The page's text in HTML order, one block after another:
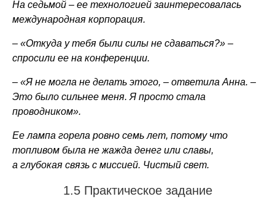
На седьмой – ее технологией заинтересовалась
международная корпорация.
– «Откуда у тебя были силы не сдаваться?» –
спросили ее на конференции.
– «Я не могла не делать этого, – ответила Анна. –
Это было сильнее меня. Я просто стала
проводником».
Ее лампа горела ровно семь лет, потому что
топливом была не жажда денег или славы,
а глубокая связь с миссией. Чистый свет.
1.5 Практическое задание